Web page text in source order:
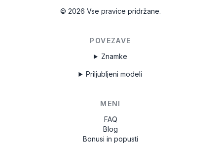
© 2026 Vse pravice pridržane.
POVEZAVE
Znamke
Priljubljeni modeli
MENI
FAQ
Blog
Bonusi in popusti